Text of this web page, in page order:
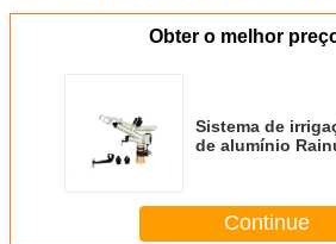
Obter o melhor
Sistema de
de alumínio
Continue